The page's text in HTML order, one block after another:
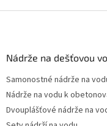
Nádrže na dešťovou
Samonostné nádrže na
Nádrže na vodu k
Dvouplášťové nádrže na